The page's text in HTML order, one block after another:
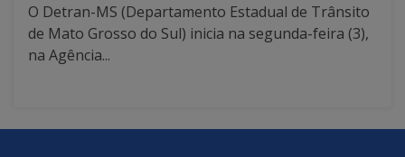
O Detran-MS (Departamento Estadual de Trânsito
de Mato Grosso do Sul) inicia na segunda-feira (3),
na Agência...